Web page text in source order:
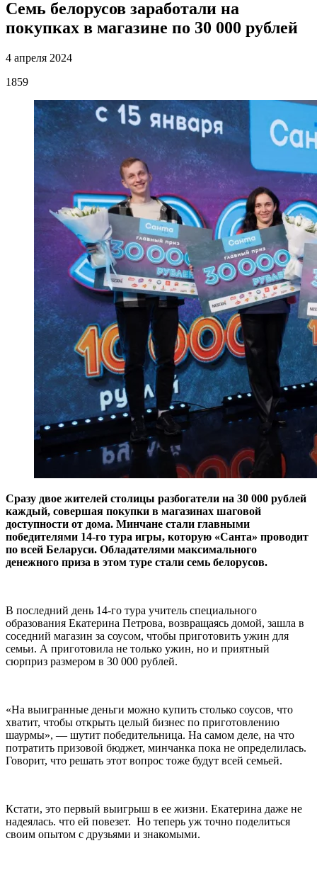
Семь белорусов заработали на
покупках в магазине по 30 000 рублей
4 апреля 2024
1859
Сразу двое жителей столицы разбогатели на 30 000 рублей
каждый, совершая покупки в магазинах шаговой
доступности от дома. Минчане стали главными
победителями 14-го тура игры, которую «Санта» проводит
по всей Беларуси. Обладателями максимального
денежного приза в этом туре стали семь белорусов.
В последний день 14-го тура учитель специального
образования Екатерина Петрова, возвращаясь домой, зашла в
соседний магазин за соусом, чтобы приготовить ужин для
семьи. А приготовила не только ужин, но и приятный
сюрприз размером в 30 000 рублей.
«На выигранные деньги можно купить столько соусов, что
хватит, чтобы открыть целый бизнес по приготовлению
шаурмы», — шутит победительница. На самом деле, на что
потратить призовой бюджет, минчанка пока не определилась.
Говорит, что решать этот вопрос тоже будут всей семьей.
Кстати, это первый выигрыш в ее жизни. Екатерина даже не
надеялась. что ей повезет. Но теперь уж точно поделиться
своим опытом с друзьями и знакомыми.